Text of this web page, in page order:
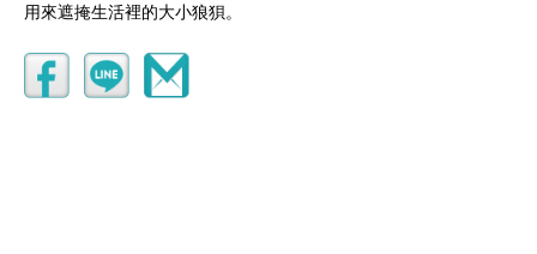
用來遮掩生活裡的大小狼狽。